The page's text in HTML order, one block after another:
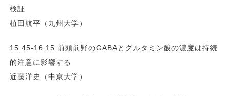
検証
植田航平（九州大学）
15:45-16:15 前頭前野のGABAとグルタミン酸の濃度は持続
的注意に影響する
近藤洋史（中京大学）